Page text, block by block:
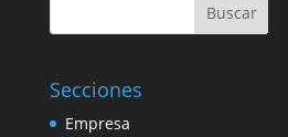
Buscar
Secciones
Empresa